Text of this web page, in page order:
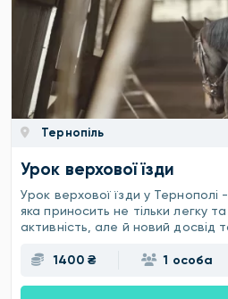
Тернопіль
Урок верхової їзди
Урок верхової їзди у Тернополі
яка приносить не тільки легку
активність, але й новий досвід
1400 ₴ 1 особа